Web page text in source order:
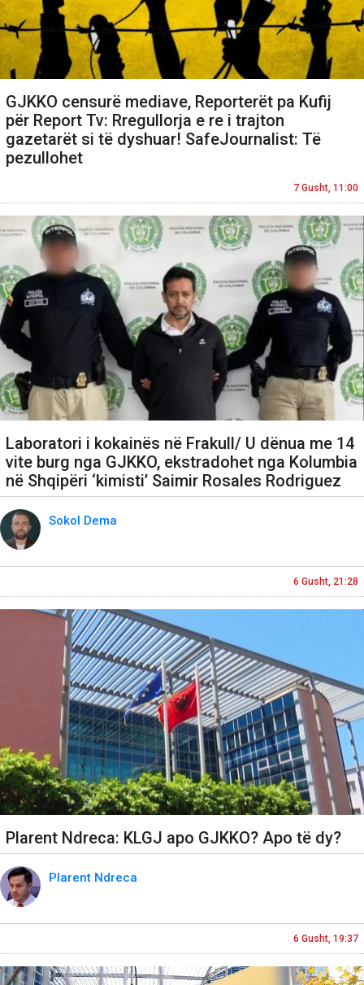
GJKKO censurë mediave, Reporterët pa Kufij
për Report Tv: Rregullorja e re i trajton
gazetarët si të dyshuar! SafeJournalist: Të
pezullohet
7 Gusht, 11:00
Laboratori i kokainës në Frakull/ U dënua me 14
vite burg nga GJKKO, ekstradohet nga Kolumbia
në Shqipëri ‘kimisti’ Saimir Rosales Rodriguez
Sokol Dema
6 Gusht, 21:28
Plarent Ndreca: KLGJ apo GJKKO? Apo të dy?
Plarent Ndreca
6 Gusht, 19:37